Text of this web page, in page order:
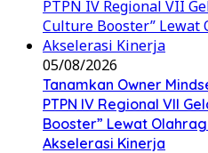
05/08/2026
Tanamkan Owner
PTPN IV Regional VII
Booster” Lewat
Akselerasi Kinerja